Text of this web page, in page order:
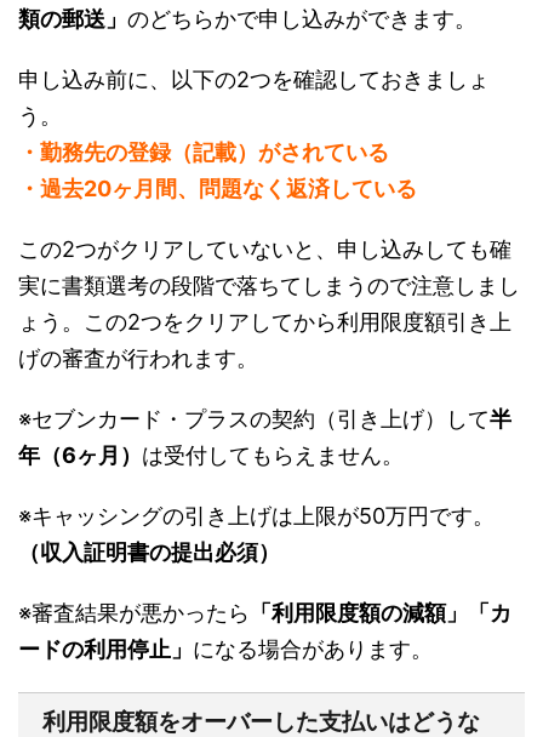
類の郵送」 のどちらかで申し込みができます。
申し込み前に、以下の2つを確認しておきましょ
う。
・勤務先の登録（記載）がされている
・過去20ヶ月間、問題なく返済している
この2つがクリアしていないと、申し込みしても確
実に書類選考の段階で落ちてしまうので注意しまし
ょう。この2つをクリアしてから利用限度額引き上
げの審査が行われます。
※セブンカード・プラスの契約（引き上げ）して半
年（6ヶ月） は受付してもらえません。
※キャッシングの引き上げは上限が50万円です。
（収入証明書の提出必須）
※審査結果が悪かったら 「利用限度額の減額」「カ
ードの利用停止」 になる場合があります。
利用限度額をオーバーした支払いはどうな